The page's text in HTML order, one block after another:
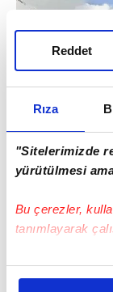
Rıza
"Sitelerimizde
yürütülmesi
Bu çerezler,
tanımlayarak
Bu çerezlere
Reddet
56 MİLYAR
tarafından